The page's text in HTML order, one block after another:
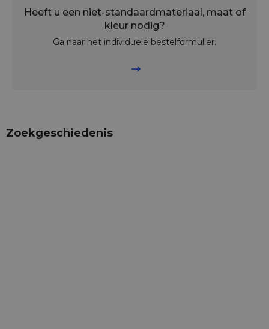
Heeft u een niet-standaardmateriaal, maat of
kleur nodig?
Ga naar het individuele bestelformulier.
Zoekgeschiedenis